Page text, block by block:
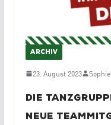
ARCHIV
23. August 2023
Die
neue